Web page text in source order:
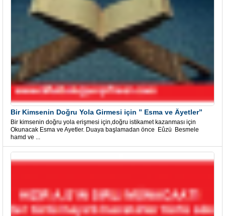
Bir Kimsenin Doğru Yola Girmesi için ” Esma ve Âyetler”
Bir kimsenin doğru yola erişmesi için,doğru istikamet kazanması için
Okunacak Esma ve Ayetler. Duaya başlamadan önce Eûzü Besmele
hamd ve ...